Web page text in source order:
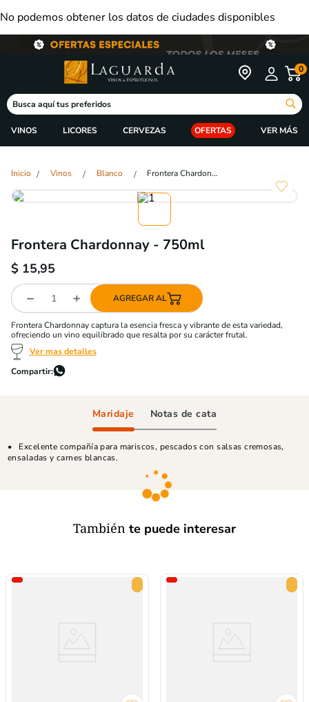
No podemos obtener los datos de ciudades disponibles
0
Busca aquí tus preferidos
VINOS LICORES CERVEZAS OFERTAS
Vinos Blanco Frontera Chardonnay - 750ml
Frontera Chardonnay - 750ml
$ 15,95
AGREGAR AL
Frontera Chardonnay captura la esencia fresca y vibrante de esta variedad,
ofreciendo un vino equilibrado que resalta por su carácter frutal.
Ver mas detalles
Maridaje Notas de cata
Excelente compañía para mariscos, pescados con salsas cremosas,
ensaladas y carnes blancas.
También te puede interesar